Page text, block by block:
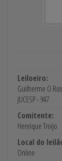
Leiloeiro:
Guilherme O
JUCESP - 947
Comitente:
Henrique Troijo
Local do
Online